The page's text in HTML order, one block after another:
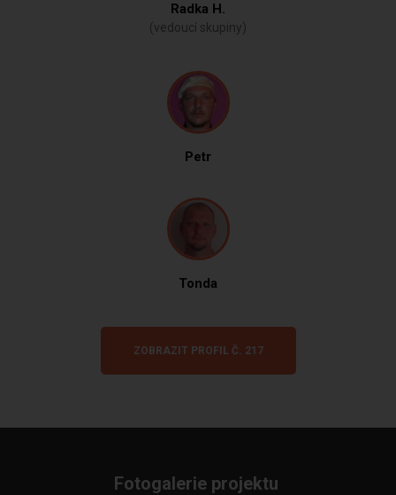
Radka H.
(vedoucí skupiny)
Petr
Tonda
ZOBRAZIT PROFIL Č. 217
Fotogalerie projektu